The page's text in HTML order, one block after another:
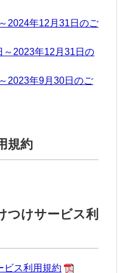
2024年12月31日のご
2023年12月31日の
2023年9月30日のご
規約
つけサービス利
ビス利用規約